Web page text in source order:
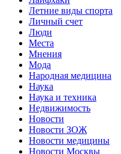
Летние виды спорта
Личный счет
Люди
Места
Мнения
Мода
Народная медицина
Наука
Наука и техника
Недвижимость
Новости
Новости ЗОЖ
Новости медицины
Новости Москвы